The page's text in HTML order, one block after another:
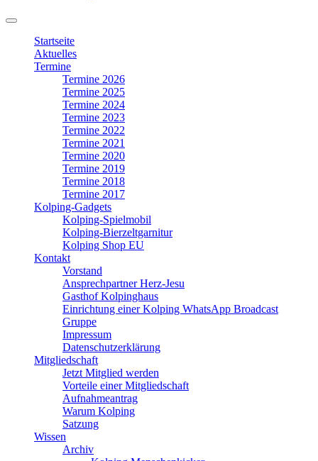
Suchfeld
ein-/ausblenden
Startseite
Aktuelles
Termine
Termine 2026
Termine 2025
Termine 2024
Termine 2023
Termine 2022
Termine 2021
Termine 2020
Termine 2019
Termine 2018
Termine 2017
Kolping-Gadgets
Kolping-Spielmobil
Kolping-Bierzeltgarnitur
Kolping Shop EU
Kontakt
Vorstand
Ansprechpartner Herz-Jesu
Gasthof Kolpinghaus
Einrichtung einer Kolping WhatsApp Broadcast
Gruppe
Impressum
Datenschutzerklärung
Mitgliedschaft
Jetzt Mitglied werden
Vorteile einer Mitgliedschaft
Aufnahmeantrag
Warum Kolping
Satzung
Wissen
Archiv